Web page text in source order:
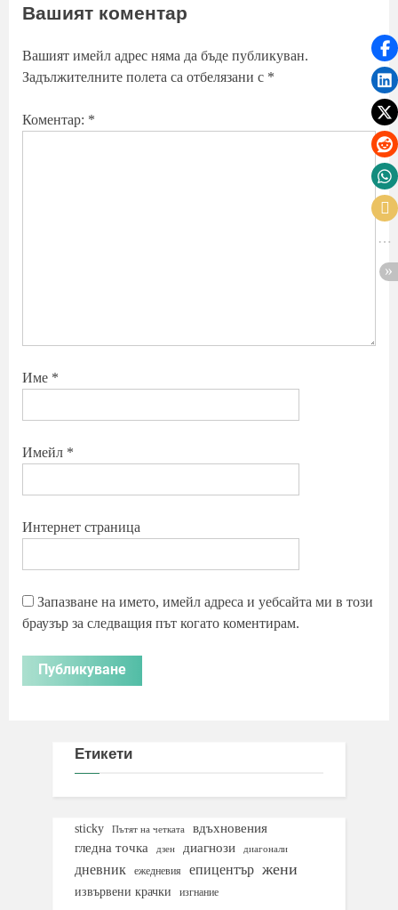
Вашият коментар
Вашият имейл адрес няма да бъде публикуван.
Задължителните полета са отбелязани с *
Коментар: *
Име *
Имейл *
Интернет страница
Запазване на името, имейл адреса и уебсайта ми в този
браузър за следващия път когато коментирам.
Етикети
sticky Пътят на четката
вдъхновения
гледна точка
дзен диагнози диагонали
дневник ежедневия епицентър жени
извървени крачки изгнание